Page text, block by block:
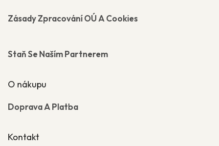
Zásady Zpracování OÚ A Cookies
Staň Se Naším Partnerem
O nákupu
Doprava A Platba
Kontakt